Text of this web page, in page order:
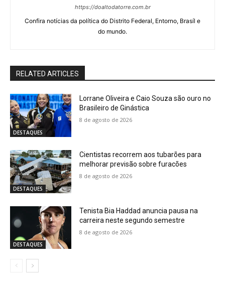
https://doaltodatorre.com.br
Confira notícias da política do Distrito Federal, Entorno, Brasíl e
do mundo.
RELATED ARTICLES
DESTAQUES
Lorrane Oliveira e Caio Souza são ouro no
Brasileiro de Ginástica
8 de agosto de 2026
DESTAQUES
Cientistas recorrem aos tubarões para
melhorar previsão sobre furacões
8 de agosto de 2026
DESTAQUES
Tenista Bia Haddad anuncia pausa na
carreira neste segundo semestre
8 de agosto de 2026